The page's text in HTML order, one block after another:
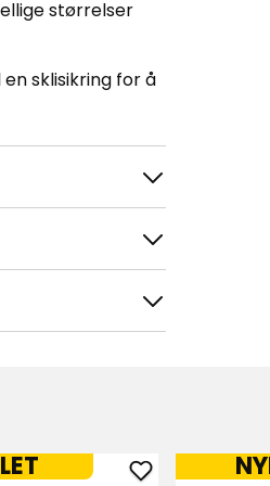
størrelser
sklisikring for å
etter